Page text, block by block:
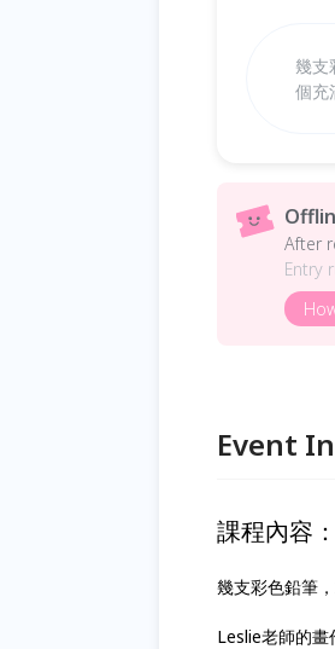
幾支
個充
After
Entry
Event
課程內容：
幾支彩色鉛筆
Leslie老師的